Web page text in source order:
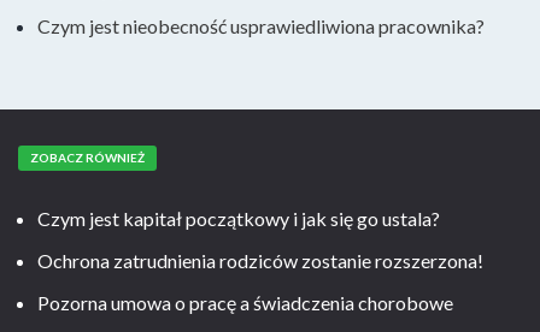
Czym jest nieobecność usprawiedliwiona pracownika?
ZOBACZ RÓWNIEŻ
Czym jest kapitał początkowy i jak się go ustala?
Ochrona zatrudnienia rodziców zostanie rozszerzona!
Pozorna umowa o pracę a świadczenia chorobowe